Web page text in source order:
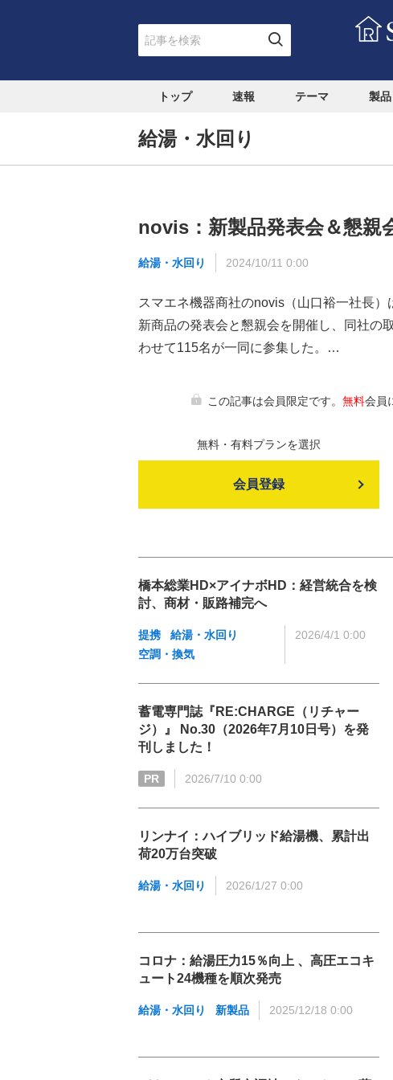
トップ 速報 テーマ 製
給湯・水回り
novis：新製品発表会＆懇親
給湯・水回り 2024/10/11 0:00
スマエネ機器商社のnovis（山口裕一社長
新商品の発表会と懇親会を開催し、同社の
わせて115名が一同に参集した。…
この記事は会員限定です。 無料会員
無料・有料プランを選択
会員登録
橋本総業HD×アイナボHD：経営統合を検
討、商材・販路補完へ
提携
給湯・水回り
空調・換気
2026/4/1 0:00
蓄電専門誌『RE:CHARGE（リチャー
ジ）』 No.30（2026年7月10日号）を発
刊しました！
PR 2026/7/10 0:00
リンナイ：ハイブリッド給湯機、累計出
荷20万台突破
給湯・水回り 2026/1/27 0:00
コロナ：給湯圧力15％向上 、高圧エコキ
ュート24機種を順次発売
給湯・水回り 新製品 2025/12/18 0:00